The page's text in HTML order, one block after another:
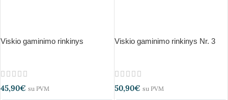
Viskio gaminimo rinkinys
45,90€ su PVM
Viskio gaminimo rinkinys Nr. 3
50,90€ su PVM